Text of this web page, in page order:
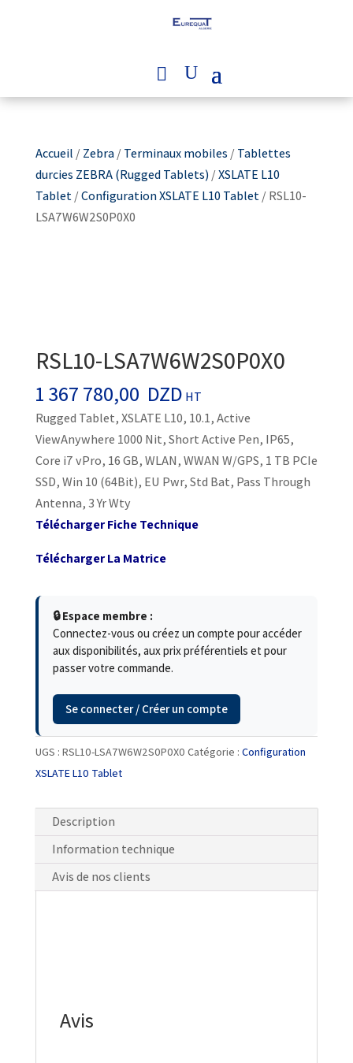
Accueil /Zebra/Terminaux mobiles /Tablettes
durcies ZEBRA (Rugged Tablets)/XSLATE L10
Tablet/Configuration XSLATE L10 Tablet/ RSL10-
LSA7W6W2S0P0X0
RSL10-LSA7W6W2S0P0X0
1 367 780,00 DZD HT
Rugged Tablet, XSLATE L10, 10.1, Active
ViewAnywhere 1000 Nit, Short Active Pen, IP65,
Core i7 vPro, 16 GB, WLAN, WWAN W/GPS, 1 TB PCIe
SSD, Win 10 (64Bit), EU Pwr, Std Bat, Pass Through
Antenna, 3 Yr Wty
Télécharger Fiche Technique
Télécharger La Matrice
🔒 Espace membre :
Connectez-vous ou créez un compte pour accéder
aux disponibilités, aux prix préférentiels et pour
passer votre commande.
Se connecter / Créer un compte
UGS : RSL10-LSA7W6W2S0P0X0 Catégorie : Configuration
XSLATE L10 Tablet
Description
Information technique
Avis de nos clients
Avis